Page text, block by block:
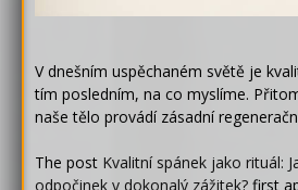
V dnešním uspěchaném světě je
tím posledním, na co myslíme.
naše tělo provádí zásadní
The post Kvalitní spánek jako rituál:
odpočinek v dokonalý zážitek? first